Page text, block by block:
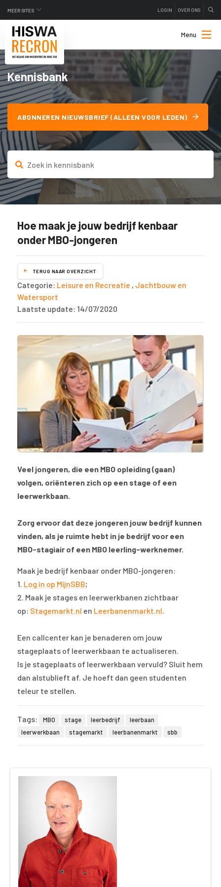
MEER SITES LOGIN OVER ONS
Menu
Kennisbank
ABONNEREN NIEUWSBRIEF (ALLEEN VOOR LEDEN)
Hoe maak je jouw bedrijf kenbaar
onder MBO-jongeren
TERUG NAAR OVERZICHT
Categorie: Leisure en Recreatie , Jachtbouw en
Watersport
Laatste update: 14/07/2020
Veel jongeren, die een MBO opleiding (gaan)
volgen, oriënteren zich op een stage of een
leerwerkbaan.
Zorg ervoor dat deze jongeren jouw bedrijf kunnen
vinden, als je ruimte hebt in je bedrijf voor een
MBO-stagiair of een MBO leerling-werknemer.
Maak je bedrijf kenbaar onder MBO-jongeren:
1. Log in op MijnSBB;
2. Maak je stages en leerwerkbanen zichtbaar
op: Stagemarkt.nl en Leerbanenmarkt.nl.
Een callcenter kan je benaderen om jouw
stageplaats of leerwerkbaan te actualiseren.
Is je stageplaats of leerwerkbaan vervuld? Sluit hem
dan alstublieft af. Je hoeft dan geen studenten
teleur te stellen.
Tags: MBO stage leerbedrijf
leerbaan
leerwerkbaan
stagemarkt leerbanenmarkt sbb